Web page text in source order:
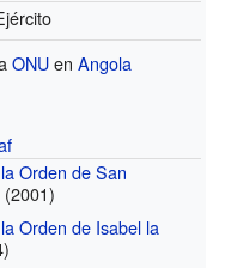
ONUenAngola
Orden de San
(2001)
Orden de Isabel la